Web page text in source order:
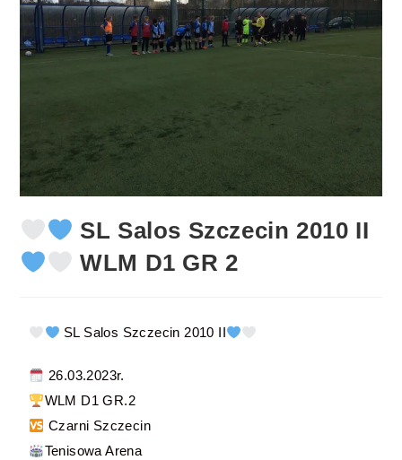
SL Salos Szczecin 2010 II
WLM D1 GR 2
SL Salos Szczecin 2010 II
26.03.2023r.
WLM D1 GR.2
Czarni Szczecin
Tenisowa Arena